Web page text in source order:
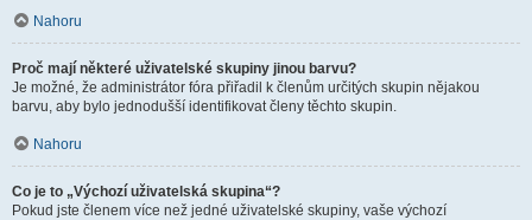
Nahoru
Proč mají některé uživatelské skupiny jinou barvu?
Je možné, že administrátor fóra přiřadil k členům určitých skupin nějakou
barvu, aby bylo jednodušší identifikovat členy těchto skupin.
Nahoru
Co je to „Výchozí uživatelská skupina“?
Pokud jste členem více než jedné uživatelské skupiny, vaše výchozí